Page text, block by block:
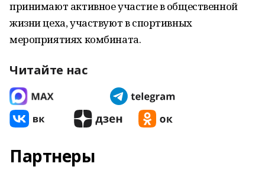
принимают активное участие в общественной
жизни цеха, участвуют в спортивных
мероприятиях комбината.
Читайте нас
Партнеры